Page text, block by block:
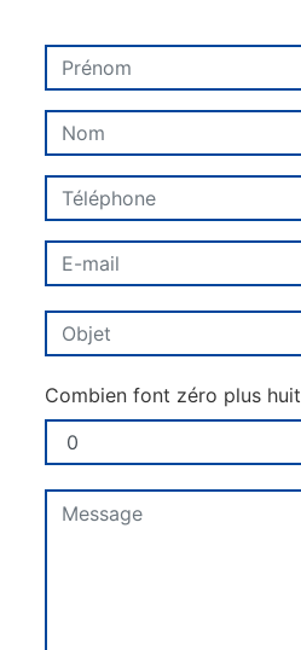
Combien font zéro plus huit